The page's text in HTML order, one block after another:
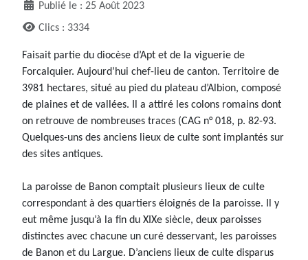
Publié le : 25 Août 2023
Clics : 3334
Faisait partie du diocèse d’Apt et de la viguerie de
Forcalquier. Aujourd’hui chef-lieu de canton. Territoire de
3981 hectares, situé au pied du plateau d’Albion, composé
de plaines et de vallées. Il a attiré les colons romains dont
on retrouve de nombreuses traces (CAG n° 018, p. 82-93.
Quelques-uns des anciens lieux de culte sont implantés sur
des sites antiques.
La paroisse de Banon comptait plusieurs lieux de culte
correspondant à des quartiers éloignés de la paroisse. Il y
eut même jusqu’à la fin du XIXe siècle, deux paroisses
distinctes avec chacune un curé desservant, les paroisses
de Banon et du Largue. D’anciens lieux de culte disparus